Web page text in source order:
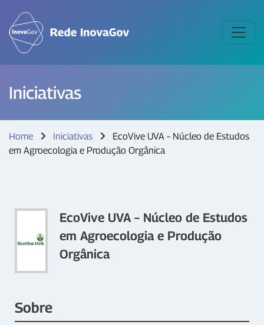
Iniciativas
Home Iniciativas
EcoVive UVA – Núcleo de Estudos
em Agroecologia e Produção Orgânica
EcoVive UVA – Núcleo de Estudos
em Agroecologia e Produção
Orgânica
Sobre